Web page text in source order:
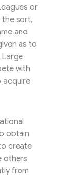
or
the sort,
and
as to
Large
with
acquire
obtain
create
others
from